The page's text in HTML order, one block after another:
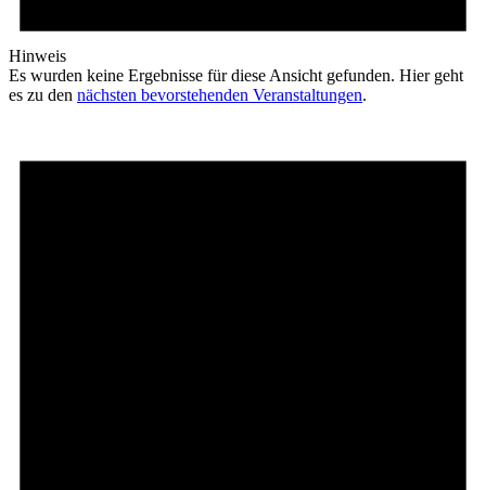
Hinweis
Es wurden keine Ergebnisse für diese Ansicht gefunden. Hier geht
es zu den nächsten bevorstehenden Veranstaltungen.